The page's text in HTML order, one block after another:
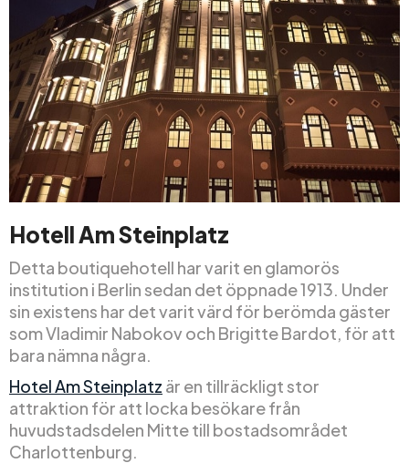
Hotell Am Steinplatz
Detta boutiquehotell har varit en glamorös
institution i Berlin sedan det öppnade 1913. Under
sin existens har det varit värd för berömda gäster
som Vladimir Nabokov och Brigitte Bardot, för att
bara nämna några.
Hotel Am Steinplatz är en tillräckligt stor
attraktion för att locka besökare från
huvudstadsdelen Mitte till bostadsområdet
Charlottenburg.